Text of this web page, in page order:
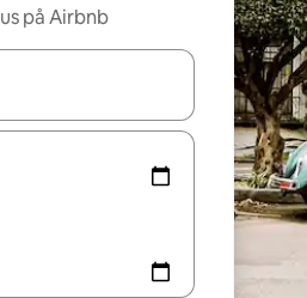
på Airbnb
kan du navigera med upp- och